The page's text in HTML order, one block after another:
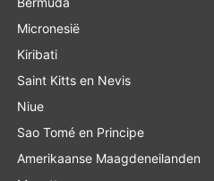
Micronesië
Kiribati
Saint Kitts en Nevis
Niue
Sao Tomé en Principe
Amerikaanse Maagdeneilanden